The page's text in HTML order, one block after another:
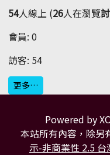
54人線上 (26人在瀏覽
會員: 0
訪客: 54
更多…
Powered by
本站所有內容，除另
示-非商業性 2.5